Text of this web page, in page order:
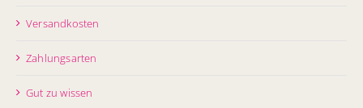
Versandkosten
Zahlungsarten
Gut zu wissen